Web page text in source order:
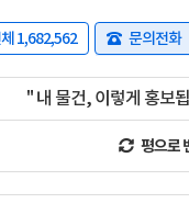
" 내 물건, 이렇게 홍보
1,682,562 문의전화
평으로